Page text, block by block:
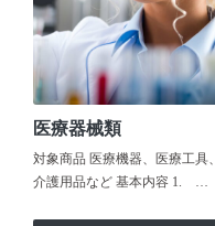
医療器械類
対象商品 医療機器、医療工具、
介護用品など 基本内容 1. …